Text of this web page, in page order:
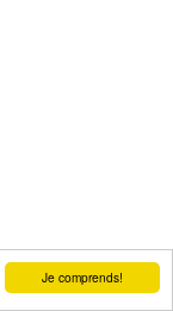
Je comprends!